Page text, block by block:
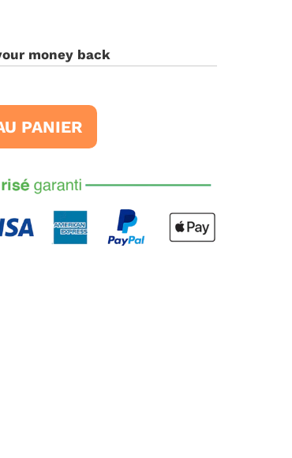
money back
PANIER